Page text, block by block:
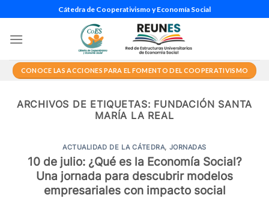
al
contenido
Cátedra de Cooperativismo y Economía Social
CONOCE LAS ACCIONES PARA EL FOMENTO DEL COOPERATIVISMO
ARCHIVOS DE ETIQUETAS: FUNDACIÓN SANTA
MARÍA LA REAL
ACTUALIDAD DE LA CÁTEDRA, JORNADAS
10 de julio: ¿Qué es la Economía Social?
Una jornada para descubrir modelos
empresariales con impacto social